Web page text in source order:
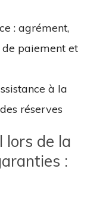
: agrément,
paiement et
à la
réserves
lors de la
: